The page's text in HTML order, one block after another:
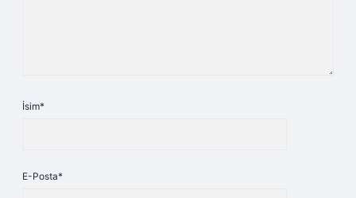
İsim*
E-Posta*